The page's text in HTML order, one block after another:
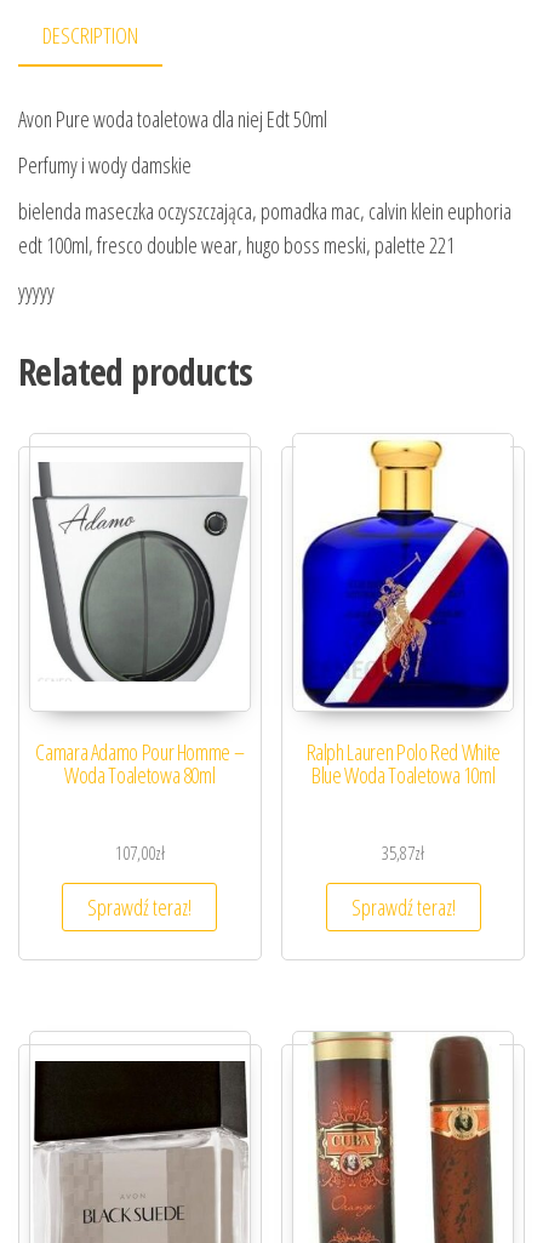
DESCRIPTION
Avon Pure woda toaletowa dla niej Edt 50ml
Perfumy i wody damskie
bielenda maseczka oczyszczająca, pomadka mac, calvin klein euphoria
edt 100ml, fresco double wear, hugo boss meski, palette 221
yyyyy
Related products
Camara Adamo Pour Homme –
Woda Toaletowa 80ml
107,00zł
Sprawdź teraz!
Ralph Lauren Polo Red White
Blue Woda Toaletowa 10ml
35,87zł
Sprawdź teraz!